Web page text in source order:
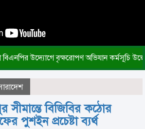
বিএনপির উদ্যোগে বৃক্ষরোপণ অভিযান কর্মসূচি
সীমান্তে বিজিবির কঠোর
পুশইন প্রচেষ্টা ব্যর্থ